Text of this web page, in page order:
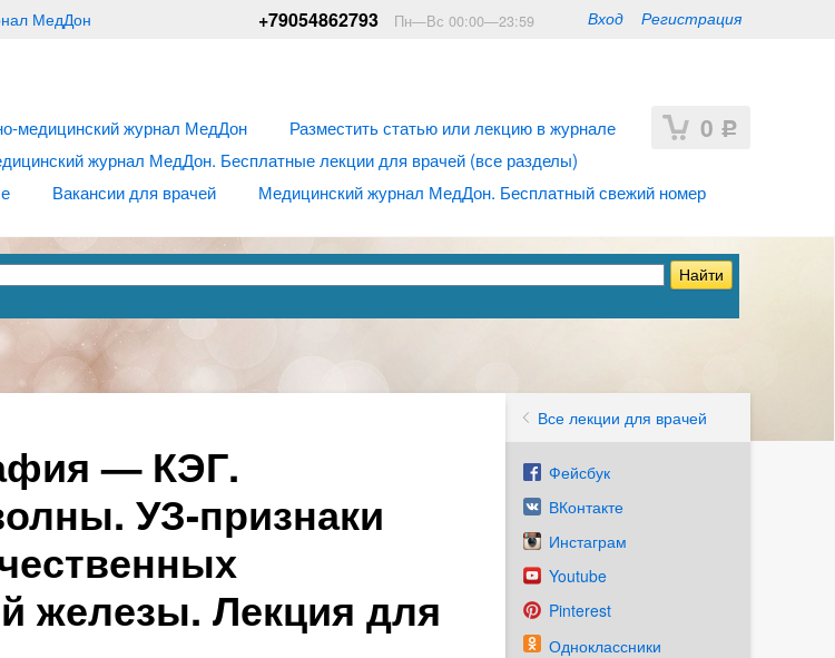
МедДон Вход Регистрация
+79054862793 Пн—Вс 00:00—23:59
0 Р
медицинский журнал МедДон
Разместить статью или лекцию в журнале
журнал МедДон. Бесплатные лекции для врачей (все разделы)
Вакансии для врачей Медицинский журнал МедДон. Бесплатный свежий номер
Все лекции для врачей
Фейсбук
ВКонтакте
Инстаграм
Youtube
Pinterest
Одноклассники
— КЭГ.
УЗ-признаки
железы. Лекция для